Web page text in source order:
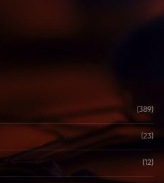
(389)
(23)
(12)